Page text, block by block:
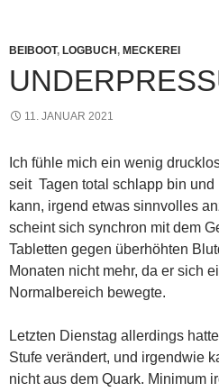
BEIBOOT, LOGBUCH , MECKEREI
11. JANUAR 2021
Ich fühle mich ein wenig
seit Tagen total schlapp bin und
kann, irgend etwas sinnvolles
scheint sich synchron mit dem
Tabletten gegen überhöhten
Monaten nicht mehr, da er sich
Normalbereich bewegte.
Letzten Dienstag allerdings
Stufe verändert, und irgendwie
nicht aus dem Quark. Minimum